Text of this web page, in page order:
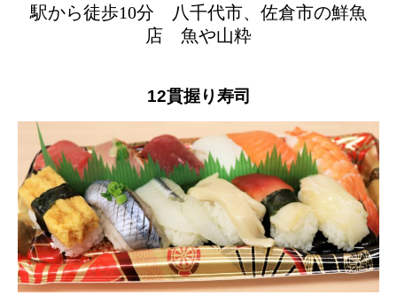
駅から徒歩10分 八千代市、佐倉市の鮮魚
店 魚や山粋
12貫握り寿司